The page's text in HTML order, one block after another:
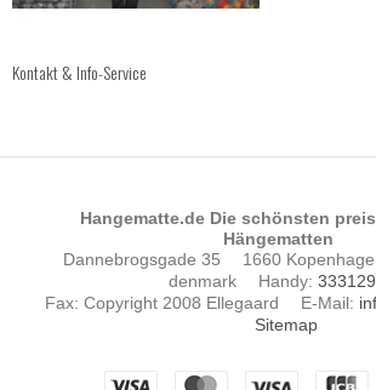
Kontakt & Info-Service
Hangematte.de Die schönsten
Hängematten
Dannebrogsgade 35
1660
denmark
Handy:
Fax: Copyright 2008 Ellegaard E-Mail:
Sitemap